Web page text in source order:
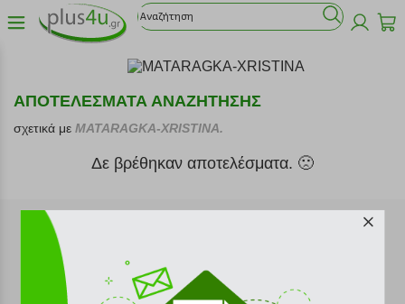
ΑΠΟΤΕΛΕΣΜΑΤΑ ΑΝΑΖΗΤΗΣΗΣ
σχετικά με MATARAGKA-XRISTINA.
Δε βρέθηκαν αποτελέσματα. 🙁
Εγγραφή στο newsletter